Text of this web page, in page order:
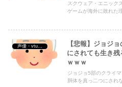
スクウェア・エニック
ゲームが海外に敗れた
声優・vtuber・アニメ漫画ゲーム
【悲報】ジョジ
にされても生き
ｗｗｗ
ジョジョ5部のクライ
胴体を真っ二つにされ